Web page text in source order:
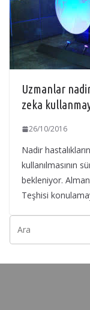
Uzmanlar
zeka
26/10/2016
Nadir
kullanılmasının
bekleniyor.
Teşhisi